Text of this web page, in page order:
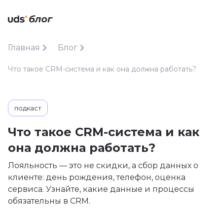
Главная Блог
Что такое CRM-система и как она должна работать?
подкаст
Что такое CRM-система и как
она должна работать?
Лояльность — это не скидки, а сбор данных о
клиенте: день рождения, телефон, оценка
сервиса. Узнайте, какие данные и процессы
обязательны в CRM.